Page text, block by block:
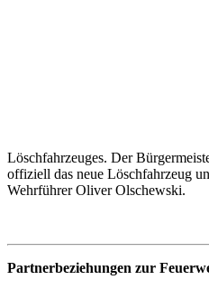
Löschfahrzeuges. Der
offiziell das neue Löschfahrzeug
Wehrführer Oliver Olschewski.
Partnerbeziehungen zur